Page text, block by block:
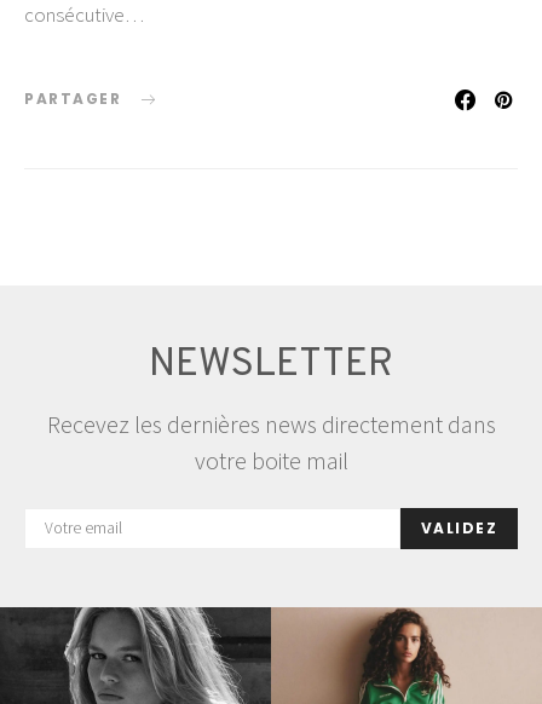
consécutive…
PARTAGER
NEWSLETTER
Recevez les dernières news directement dans
votre boite mail
VALIDEZ